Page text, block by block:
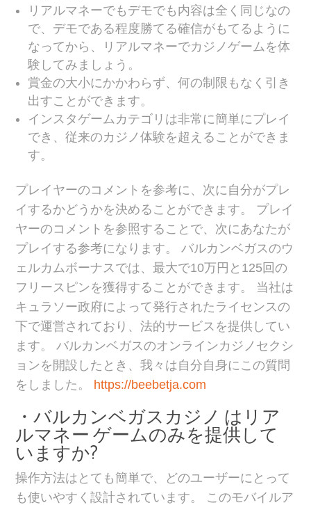
リアルマネーでもデモでも内容は全く同じなの
で、デモである程度勝てる確信がもてるように
なってから、リアルマネーでカジノゲームを体
験してみましょう。
賞金の大小にかかわらず、何の制限もなく引き
出すことができます。
インスタゲームカテゴリは非常に簡単にプレイ
でき、従来のカジノ体験を超えることができま
す。
プレイヤーのコメントを参考に、次に自分がプレ
イするかどうかを決めることができます。 プレイ
ヤーのコメントを参照することで、次にあなたが
プレイする参考になります。 バルカンベガスのウ
ェルカムボーナスでは、最大で10万円と125回の
フリースピンを獲得することができます。 当社は
キュラソー政府によって発行されたライセンスの
下で運営されており、法的サービスを提供してい
ます。 バルカンベガスのオンラインカジノセクシ
ョンを開設したとき、我々は自分自身にこの質問
をしました。 https://beebetja.com
・バルカンベガスカジノ はリア
ルマネー ゲームのみを提供して
いますか?
操作方法はとても簡単で、どのユーザーにとって
も使いやすく設計されています。 このモバイルア